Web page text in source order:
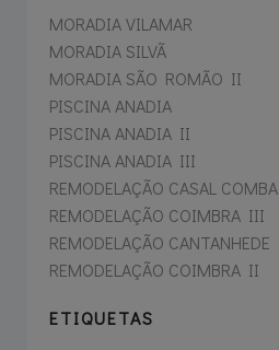
MORADIA VILAMAR
MORADIA SILVÃ
MORADIA SÃO ROMÃO II
PISCINA ANADIA
PISCINA ANADIA II
PISCINA ANADIA III
REMODELAÇÃO CASAL COMBA
REMODELAÇÃO COIMBRA III
REMODELAÇÃO CANTANHEDE
REMODELAÇÃO COIMBRA II
ETIQUETAS